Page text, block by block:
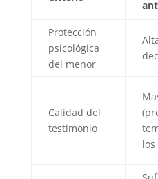
Protección
psicológica
del menor
Calidad del
testimonio
los